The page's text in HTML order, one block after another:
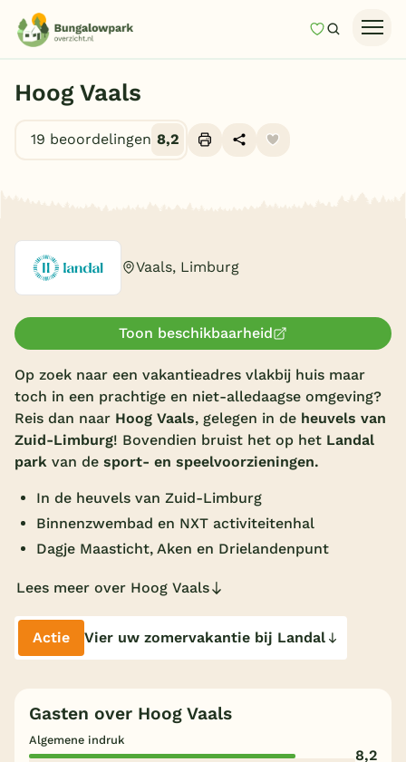
MijnZoeken
Last minutes
Top 12 aanbiedingen
Vakantiepark keuzehulp
Vakantieparken
Subtropisch zwembad
Overdekt zwembad
Wildwaterbaan
Indoor speeltuin
Keuzehulp
Bestemmingen
Veluwe
Hoog Vaals
19 beoordelingen 8,2
Vaals, Limburg
Toon beschikbaarheid
Op zoek naar een vakantieadres vlakbij huis maar
toch in een prachtige en niet-alledaagse omgeving?
Reis dan naar Hoog Vaals, gelegen in de heuvels van
Zuid-Limburg! Bovendien bruist het op het Landal
park van de sport- en speelvoorzieningen.
In de heuvels van Zuid-Limburg
Binnenzwembad en NXT activiteitenhal
Dagje Maasticht, Aken en Drielandenpunt
Lees meer over Hoog Vaals
Actie Vier uw zomervakantie bij Landal
Gasten over Hoog Vaals
Algemene indruk
8,2